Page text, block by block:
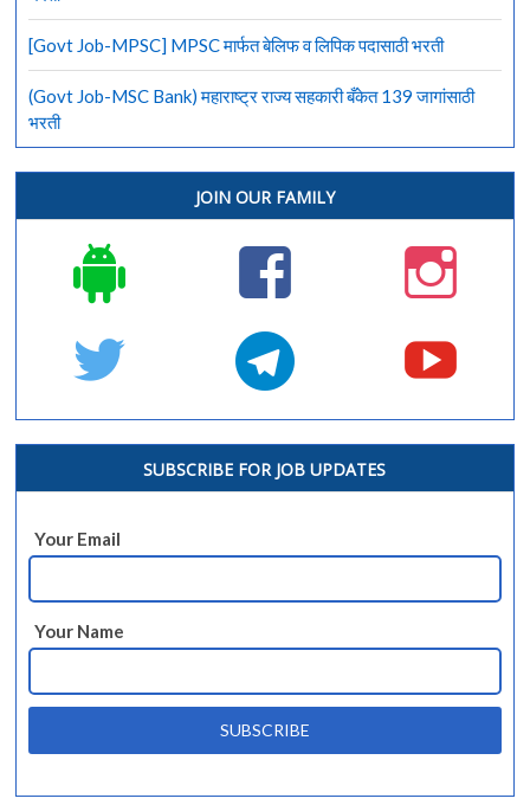
[Govt Job-MPSC] MPSC मार्फत बेलिफ व लिपिक पदासाठी भरती
(Govt Job-MSC Bank) महाराष्ट्र राज्य सहकारी बँकेत 139 जागांसाठी
भरती
JOIN OUR FAMILY
SUBSCRIBE FOR JOB UPDATES
Your Email
Your Name